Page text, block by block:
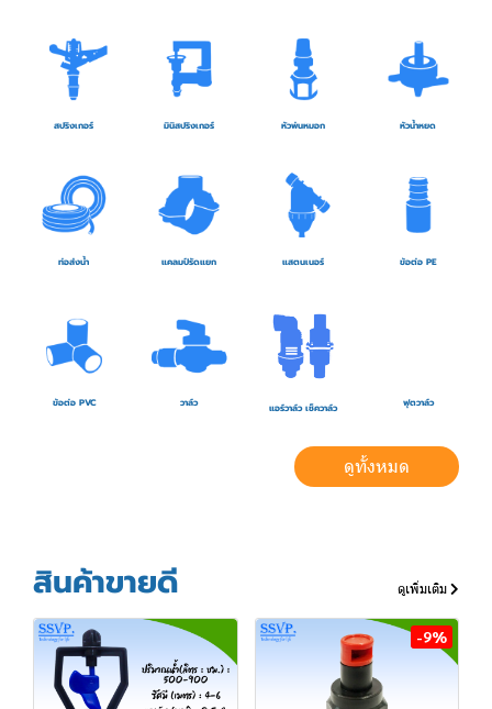
สปริงเกอร์ มินิสปริงเกอร์ หัวพ่นหมอก หัวน้ำหยด
ท่อส่งน้ำ แคลมป์รัดแยก แสตนเนอร์ ข้อต่อ PE
ข้อต่อ PVC วาล์ว แอร์วาล์ว เช็ควาล์ว ฟุตวาล์ว
ดูทั้งหมด
สินค้าขายดี ดูเพิ่มเติม
-9%